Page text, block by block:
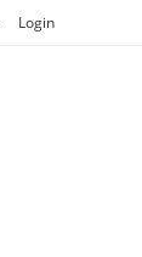
Login